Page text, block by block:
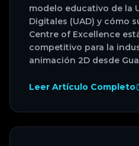
modelo educativo de la
Digitales (UAD) y cómo
Centre of Excellence
competitivo para la
animación 2D desde
Leer Artículo Completo